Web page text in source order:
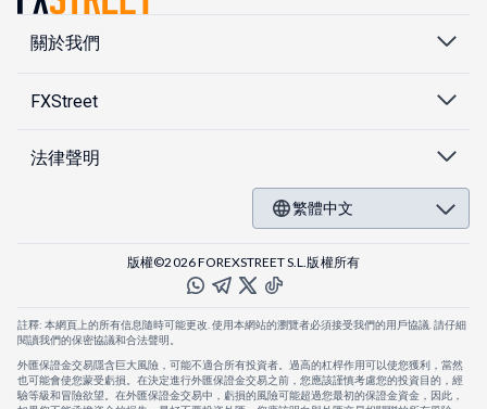
關於我們
FXStreet
法律聲明
繁體中文
版權©2026 FOREXSTREET S.L.版權所有
註釋: 本網頁上的所有信息隨時可能更改. 使用本網站的瀏覽者必須接受我們的用戶協議. 請仔細
閱讀我們的保密協議和合法聲明。
外匯保證金交易隱含巨大風險，可能不適合所有投資者。過高的杠桿作用可以使您獲利，當然
也可能會使您蒙受虧損。在決定進行外匯保證金交易之前，您應該謹慎考慮您的投資目的，經
驗等級和冒險欲望。在外匯保證金交易中，虧損的風險可能超過您最初的保證金資金，因此，